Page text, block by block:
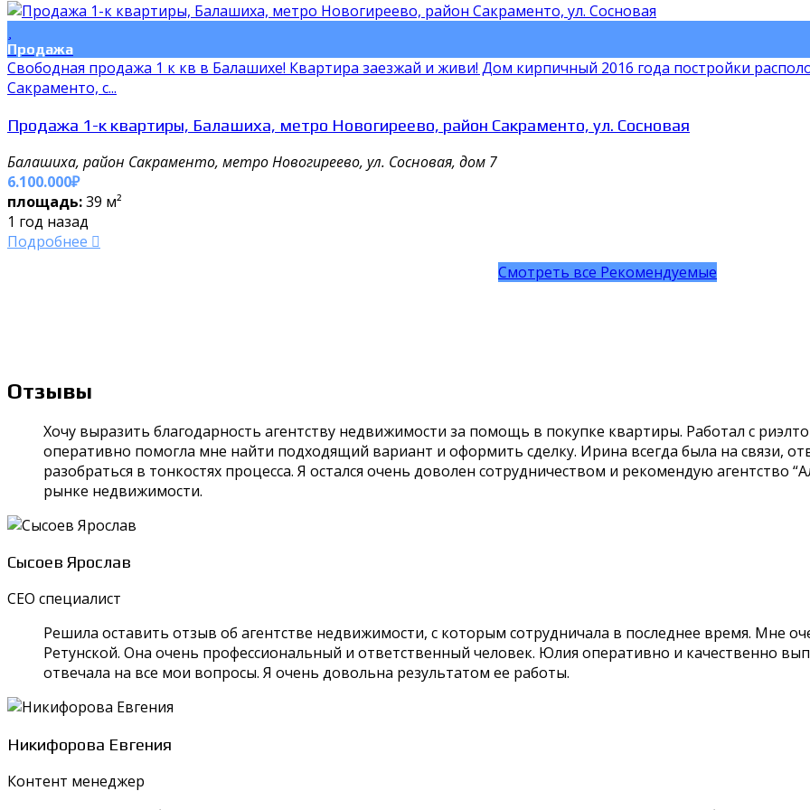
Продажа
Свободная продажа 1 к кв в Балашихе! Квартира заезжай и живи! Дом кирпичный 2016 года постройки
Сакраменто, с...
Продажа 1-к квартиры, Балашиха, метро Новогиреево, район Сакраменто, ул. Сосновая
Балашиха, район Сакраменто, метро Новогиреево, ул. Сосновая, дом 7
6.100.000₽
площадь:39 м²
1 год назад
Подробнее
Смотреть все Рекомендуемые
Отзывы
Хочу выразить благодарность агентству недвижимости за помощь в покупке квартиры. Работал с
оперативно помогла мне найти подходящий вариант и оформить сделку. Ирина всегда была на связи,
разобраться в тонкостях процесса. Я остался очень доволен сотрудничеством и рекомендую агентство
рынке недвижимости.
Сысоев Ярослав
СЕО специалист
Решила оставить отзыв об агентстве недвижимости, с которым сотрудничала в последнее время. Мне
Ретунской. Она очень профессиональный и ответственный человек. Юлия оперативно и качественно
отвечала на все мои вопросы. Я очень довольна результатом ее работы.
Никифорова Евгения
Контент менеджер